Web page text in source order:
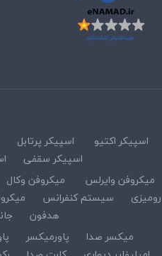
اسپیکر اکتیو اسپیکر پرتابل
اسپیکر سقفی
میکروفن وایرلس
میکروفن وکال
رومیزی
سیستم کنفرانس
هدفون
میکسر صدا
پاورمیکسر